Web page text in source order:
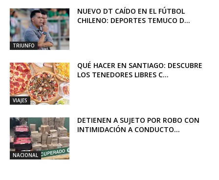
TRIUNFO
NUEVO DT CAÍDO EN EL FÚTBOL
CHILENO: DEPORTES TEMUCO D...
VIAJES
QUÉ HACER EN SANTIAGO: DESCUBRE
LOS TENEDORES LIBRES C...
NACIONAL
DETIENEN A SUJETO POR ROBO CON
INTIMIDACIÓN A CONDUCTO...